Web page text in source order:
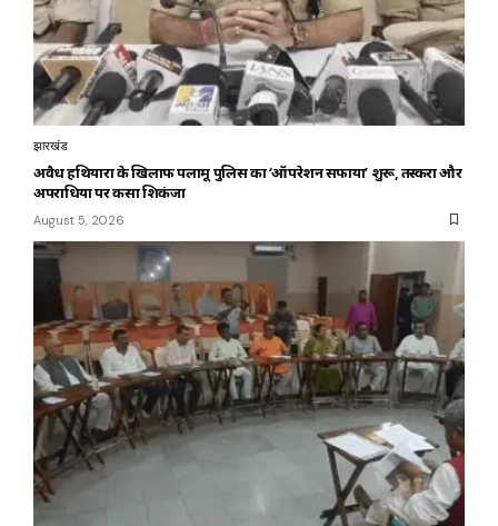
झारखंड
अवैध हथियारों के खिलाफ पलामू पुलिस का ‘ऑपरेशन सफाया’ शुरू, तस्करों और
अपराधियों पर कसा शिकंजा
August 5, 2026